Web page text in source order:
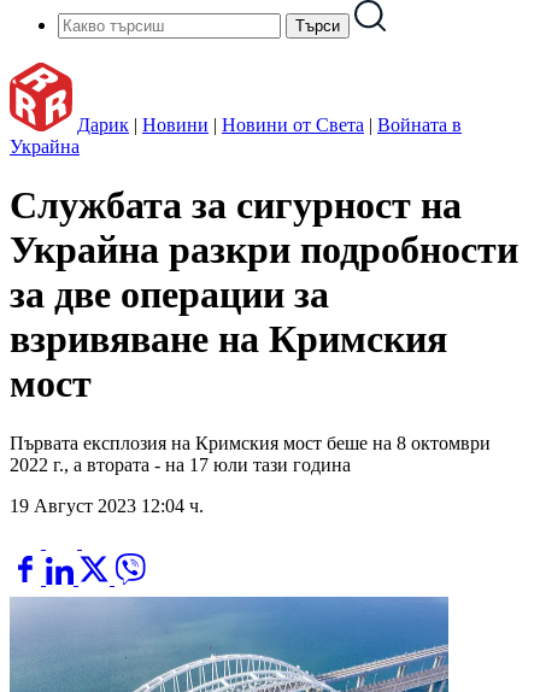
Дарик | Новини | Новини от Света | Войната в
Украйна
Службата за сигурност на
Украйна разкри подробности
за две операции за
взривяване на Кримския
мост
Първата експлозия на Кримския мост беше на 8 октомври
2022 г., а втората - на 17 юли тази година
19 Август 2023 12:04 ч.